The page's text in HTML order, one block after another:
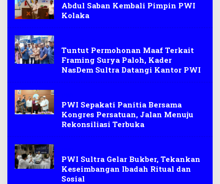
Abdul Saban Kembali Pimpin PWI
Kolaka
Tuntut Permohonan Maaf Terkait
Framing Surya Paloh, Kader
NasDem Sultra Datangi Kantor PWI
PWI Sepakati Panitia Bersama
Kongres Persatuan, Jalan Menuju
Rekonsiliasi Terbuka
PWI Sultra Gelar Bukber, Tekankan
Keseimbangan Ibadah Ritual dan
Sosial